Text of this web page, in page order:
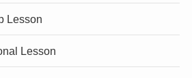
Lesson
Lesson